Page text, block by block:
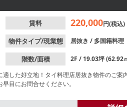
賃料 220,000円(税込)
物件タイプ/現業態 居抜き / 多国籍料理
階数/面積
2F / 19.03坪 (62.92
した好立地！タイ料理店居抜き物件のご案
目にお問合せください。